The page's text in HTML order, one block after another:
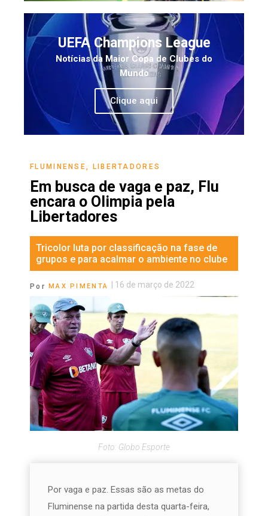
UEFA Champions League
Notícias da Maior Copa de Clubes do
Mundo
Clique aqui
FLUMINENSE LIBERTADORES
Em busca de vaga e paz, Flu
encara o Olimpia pela
Libertadores
Tricolor luta por classificação na fase de
grupos e para acalmar o ambiente no clube
Por MAX PIMENTA 16 de março de 2022
Foto: Globo Esporte
Por vaga e paz. Essas são as metas do
Fluminense na partida desta quarta-feira,